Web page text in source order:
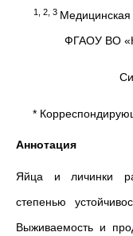
1, 2, 3 Медицинская
ФГАОУ ВО
*
Аннотация
Яйца и личинки
степенью
Выживаемость и